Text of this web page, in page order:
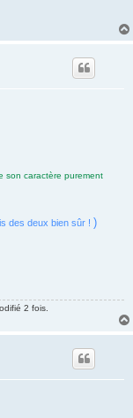
son caractère purement
des deux bien sûr ! )
2 fois.